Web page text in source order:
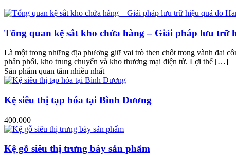
Tổng quan kệ sắt kho chứa hàng – Giải pháp lưu trữ
Là một trong những địa phương giữ vai trò then chốt trong vành đai
phân phối, kho trung chuyển và kho thương mại điện tử. Lợi thế […]
Sản phẩm quan tâm nhiều nhất
Kệ siêu thị tạp hóa tại Bình Dương
400.000
Kệ gỗ siêu thị trưng bày sản phẩm